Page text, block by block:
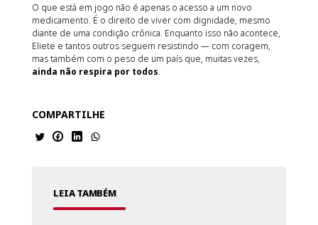
O que está em jogo não é apenas o acesso a um novo
medicamento. É o direito de viver com dignidade, mesmo
diante de uma condição crônica. Enquanto isso não acontece,
Eliete e tantos outros seguem resistindo — com coragem,
mas também com o peso de um país que, muitas vezes,
ainda não respira por todos.
COMPARTILHE
LEIA TAMBÉM